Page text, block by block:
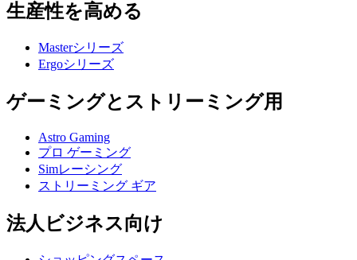
生産性を高める
Masterシリーズ
Ergoシリーズ
ゲーミングとストリーミング用
Astro Gaming
プロ ゲーミング
Simレーシング
ストリーミング ギア
法人ビジネス向け